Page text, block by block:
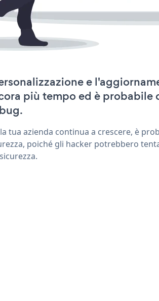
e
più tempo ed è probabile
tua azienda continua a crescere, è
poiché gli hacker potrebbero